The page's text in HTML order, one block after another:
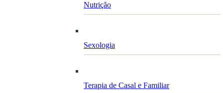
Nutrição
Sexologia
Terapia de Casal e Familiar